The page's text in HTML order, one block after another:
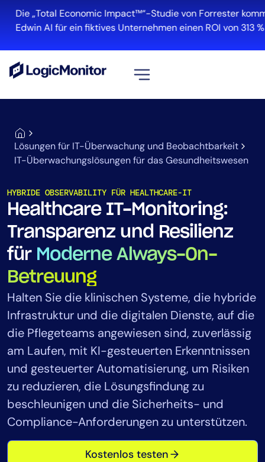
Die „Total Economic Impact™“-Studie von Forrester
Edwin AI für ein fiktives Unternehmen einen ROI von 313 %
Lösungen für IT-Überwachung und Beobachtbarkeit
IT-Überwachungslösungen für das Gesundheitswesen
HYBRIDE OBSERVABILITY FÜR HEALTHCARE-IT
Healthcare IT-Monitoring:
Transparenz und Resilienz
für Moderne Always-On-
Betreuung
Halten Sie die klinischen Systeme, die hybride
Infrastruktur und die digitalen Dienste, auf die
die Pflegeteams angewiesen sind, zuverlässig
am Laufen, mit KI-gesteuerten Erkenntnissen
und gesteuerter Automatisierung, um Risiken
zu reduzieren, die Lösungsfindung zu
beschleunigen und die Sicherheits- und
Compliance-Anforderungen zu unterstützen.
Kostenlos testen
Infrastruktur
Cloud und Multi-Cloud
Edwin AI
Lösung
Automatisierung
Tool-Konsolidierung
MTTR reduzieren
Kostenoptimierung
Branchen
Gesundheitswesen
Finanzdienstleistungen
Public Sector
Managed Service Provider (MSP)